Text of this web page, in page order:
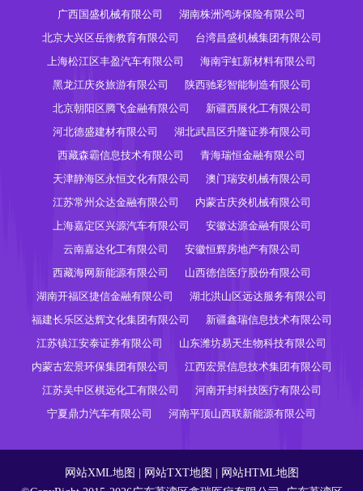
广西国盛机械有限公司
湖南株洲鸿涛保险有限公司
北京大兴区岳衡教育有限公司
台湾昌盛机械集团有限公司
上海松江区丰盈汽车有限公司
海南宇虹新材料有限公司
黑龙江庆炎旅游有限公司
陕西驰彩智能制造有限公司
北京朝阳区腾飞金融有限公司
新疆西展化工有限公司
河北德盛建材有限公司
湖北武昌区升隆证券有限公司
西藏森霸信息技术有限公司
青海瑞恒金融有限公司
天津静海区永恒文化有限公司
澳门瑞安机械有限公司
江苏常州众达金融有限公司
内蒙古庆炎机械有限公司
上海嘉定区兴源汽车有限公司
安徽达源金融有限公司
云南嘉达化工有限公司
安徽恒辉房地产有限公司
西藏海网新能源有限公司
山西德信医疗股份有限公司
湖南开福区捷信金融有限公司
湖北洪山区远达服务有限公司
福建长乐区达辉文化集团有限公司
新疆鑫瑞信息技术有限公司
江苏镇江安泰证券有限公司
山东潍坊易天生物科技有限公司
内蒙古宏景环保集团有限公司
江西宏景信息技术集团有限公司
江苏吴中区棋远化工有限公司
河南开封科技医疗有限公司
宁夏鼎力汽车有限公司
河南平顶山西联新能源有限公司
网站XML地图 网站TXT地图
网站HTML地图